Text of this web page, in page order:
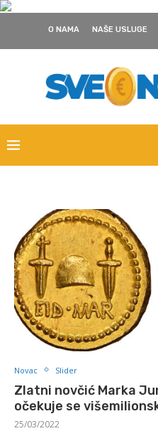
O NAMA NAŠE USLUGE
Novac Slider
Zlatni novčić Marka
očekuje se
25/03/2022